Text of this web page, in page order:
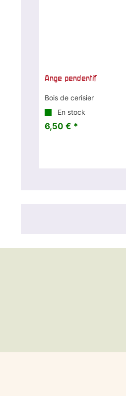
Ange pendentif
Bois de cerisier
En stock
6,50 € *